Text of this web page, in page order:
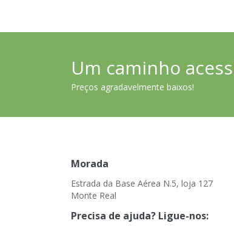
Um caminho
Preços agradavelmente baixos!
Morada
Estrada da Base Aérea N.5, loja 127
Monte Real
Precisa de ajuda? Ligue-nos: